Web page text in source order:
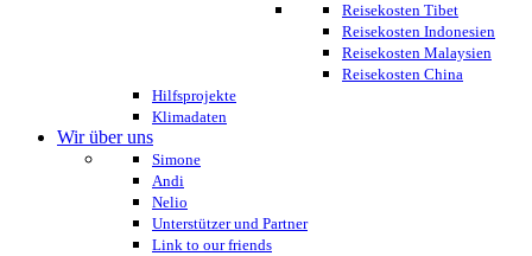
Reisekosten Tibet
Reisekosten Indonesien
Reisekosten Malaysien
Reisekosten China
Hilfsprojekte
Klimadaten
Wir über uns
Simone
Andi
Nelio
Unterstützer und Partner
Link to our friends